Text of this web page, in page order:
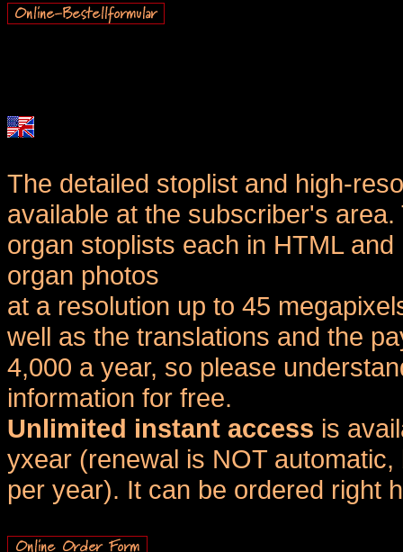
The detailed stoplist and high-
available at the subscriber's
organ stoplists each in HTML
organ photos
at a resolution up to 45
well as the translations and the
4,000 a year, so please
information for free.
Unlimited instant access is
yxear (renewal is NOT
per year). It can be ordered right